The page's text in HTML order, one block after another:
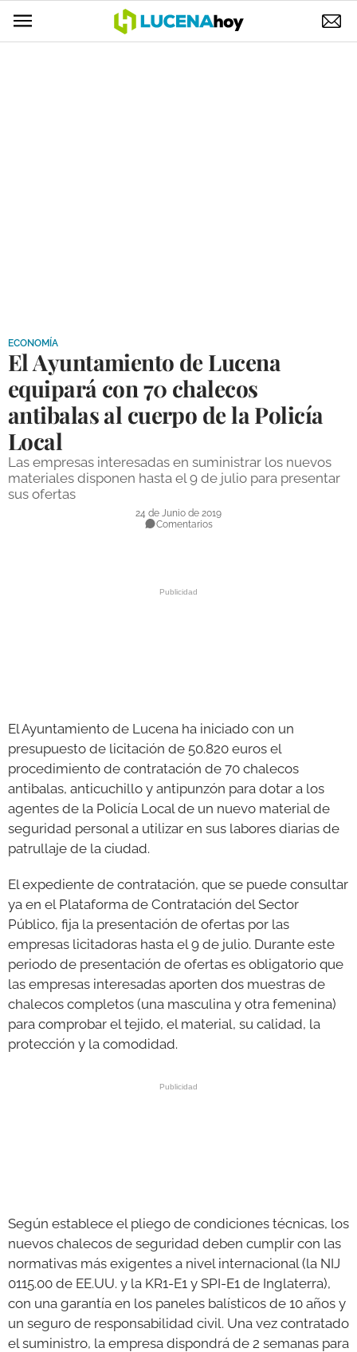
DEPORTES
COMPETICIONES
DEPORTE BASE
OPINIÓN
VENTANA CIUDADANA
GALERÍAS
ECONOMÍA
El Ayuntamiento de Lucena
equipará con 70 chalecos
antibalas al cuerpo de la Policía
Local
Las empresas interesadas en suministrar los nuevos
materiales disponen hasta el 9 de julio para presentar
sus ofertas
24 de Junio de 2019
Comentarios
El Ayuntamiento de Lucena ha iniciado con un
presupuesto de licitación de 50.820 euros el
procedimiento de contratación de 70 chalecos
antibalas, anticuchillo y antipunzón para dotar a los
agentes de la Policía Local de un nuevo material de
seguridad personal a utilizar en sus labores diarias de
patrullaje de la ciudad.
El expediente de contratación, que se puede consultar
ya en el Plataforma de Contratación del Sector
Público, fija la presentación de ofertas por las
empresas licitadoras hasta el 9 de julio. Durante este
periodo de presentación de ofertas es obligatorio que
las empresas interesadas aporten dos muestras de
chalecos completos (una masculina y otra femenina)
para comprobar el tejido, el material, su calidad, la
protección y la comodidad.
Según establece el pliego de condiciones técnicas, los
nuevos chalecos de seguridad deben cumplir con las
normativas más exigentes a nivel internacional (la NIJ
0115.00 de EE.UU. y la KR1-E1 y SPI-E1 de Inglaterra),
con una garantía en los paneles balísticos de 10 años y
un seguro de responsabilidad civil. Una vez contratado
el suministro, la empresa dispondrá de 2 semanas para